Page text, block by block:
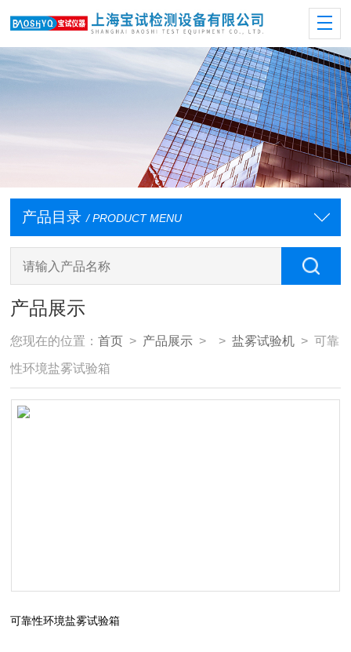
产品目录 / PRODUCT MENU
产品展示
您现在的位置：首页 > 产品展示 > >盐雾试验机 > 可靠
性环境盐雾试验箱
可靠性环境盐雾试验箱